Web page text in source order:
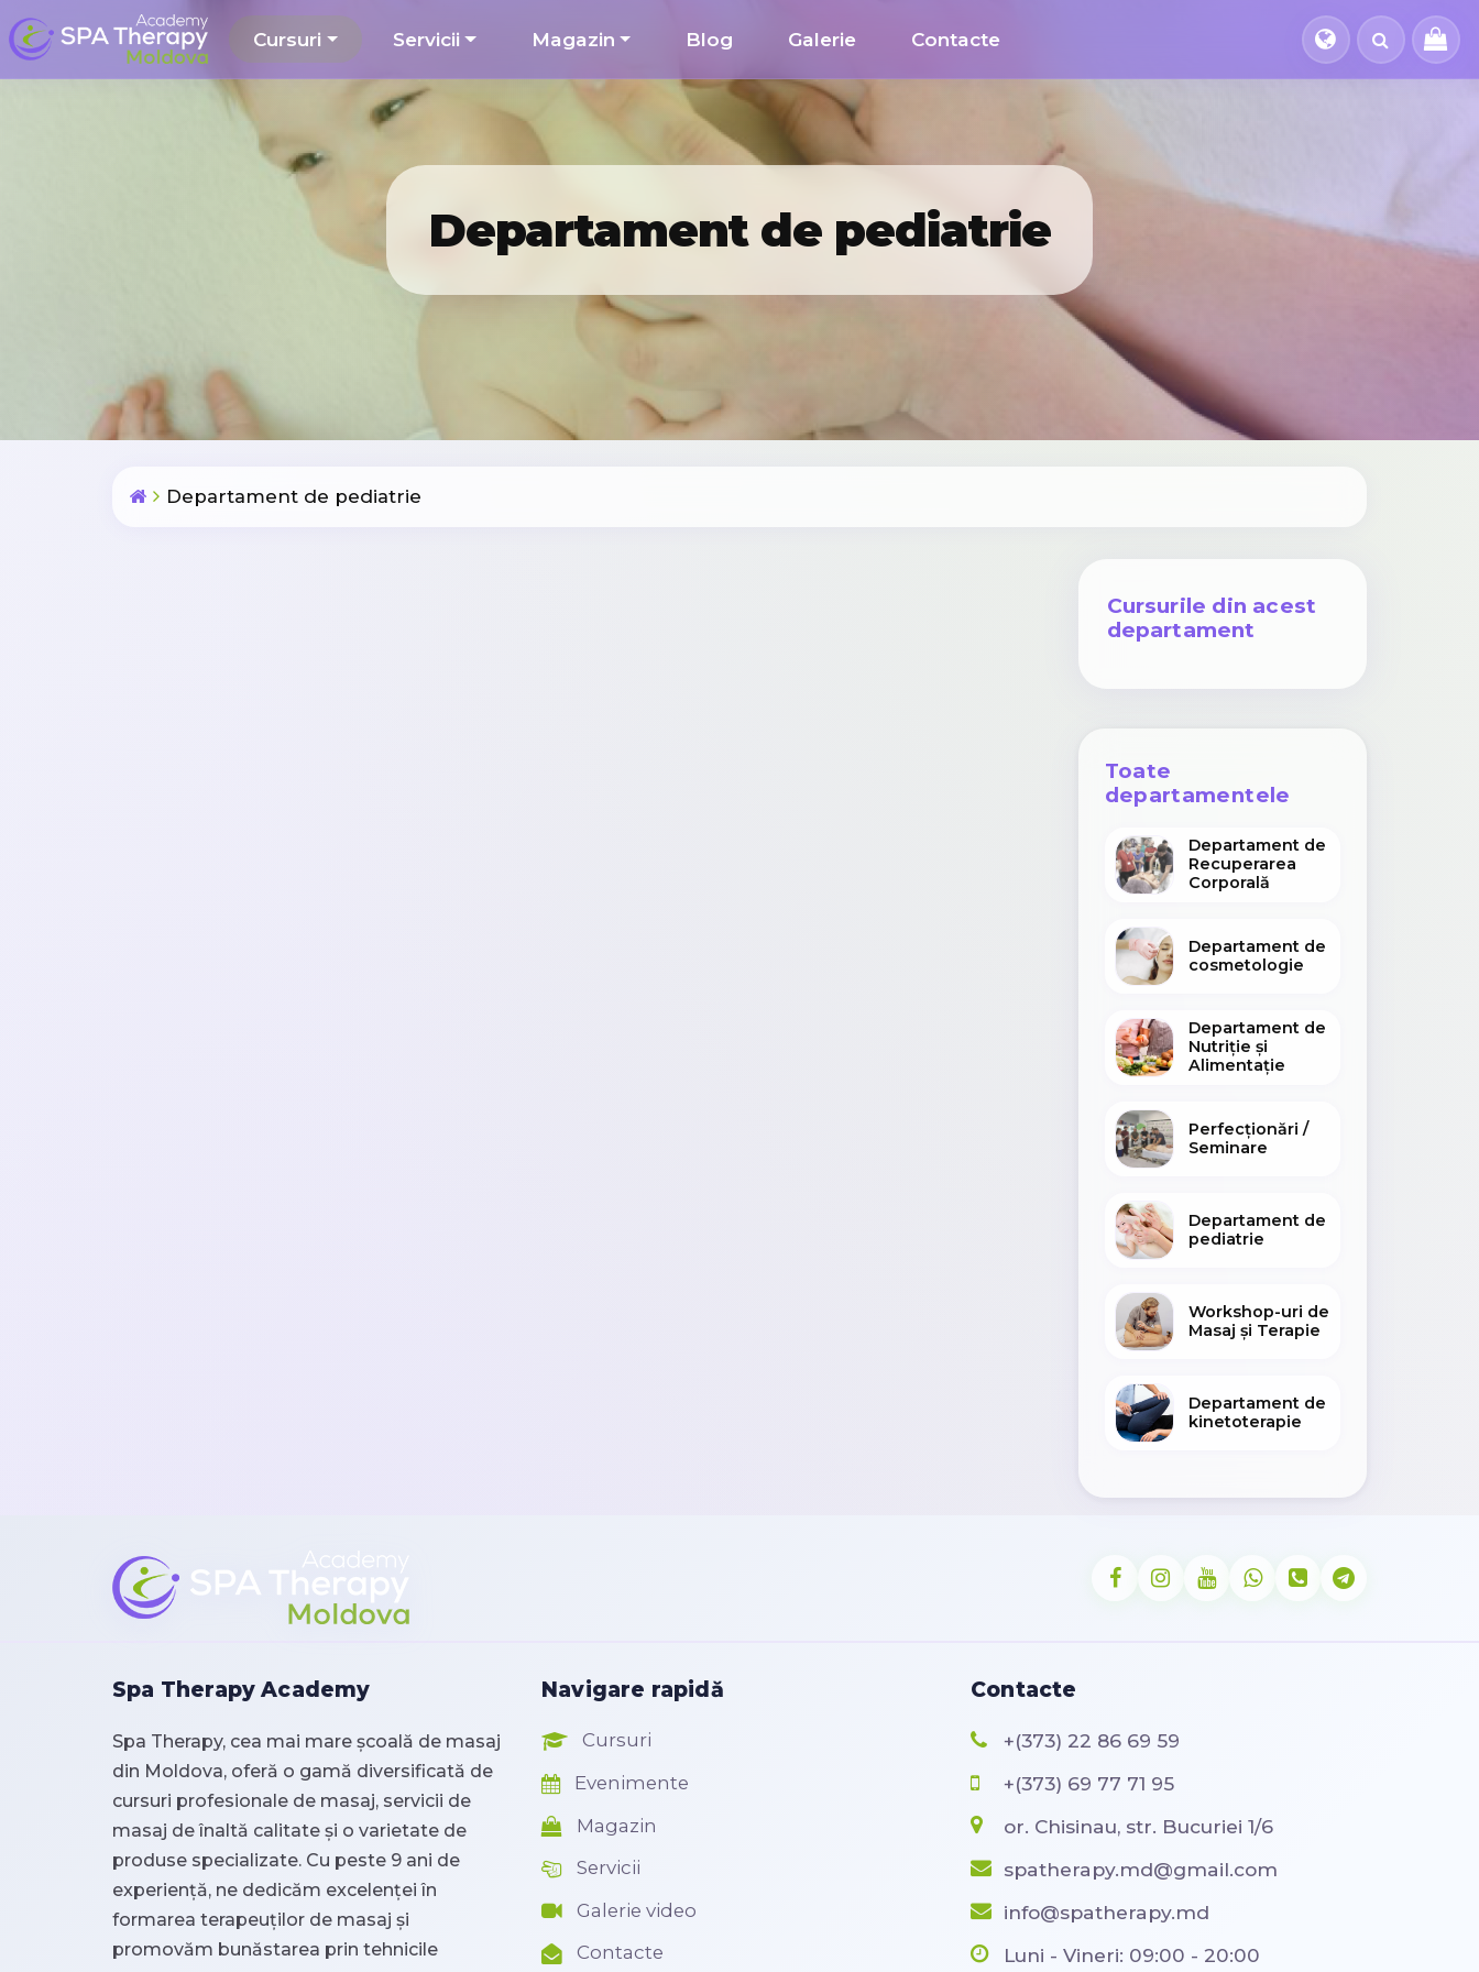
Cursuri Servicii Magazin Blog Galerie Contacte
Departament de pediatrie
Departament de pediatrie
Cursurile din acest
departament
Toate
departamentele
Departament de
Recuperarea
Corporală
Departament de
cosmetologie
Departament de
Nutriție și
Alimentație
Perfecționări /
Seminare
Departament de
pediatrie
Workshop-uri de
Masaj și Terapie
Departament de
kinetoterapie
Spa Therapy Academy
Spa Therapy, cea mai mare școală de masaj
din Moldova, oferă o gamă diversificată de
cursuri profesionale de masaj, servicii de
masaj de înaltă calitate și o varietate de
produse specializate. Cu peste 9 ani de
experiență, ne dedicăm excelenței în
formarea terapeuților de masaj și
promovăm bunăstarea prin tehnicile
Navigare rapidă
Cursuri
Evenimente
Magazin
Servicii
Galerie video
Contacte
Contacte
+(373) 22 86 69 59
+(373) 69 77 71 95
or. Chisinau, str. Bucuriei 1/6
spatherapy.md@gmail.com
info@spatherapy.md
Luni - Vineri: 09:00 - 20:00